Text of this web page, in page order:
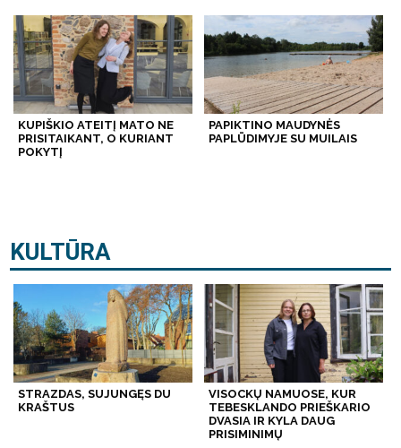
KUPIŠKIO ATEITĮ MATO NE
PRISITAIKANT, O KURIANT
POKYTĮ
PAPIKTINO MAUDYNĖS
PAPLŪDIMYJE SU MUILAIS
KULTŪRA
STRAZDAS, SUJUNGĘS DU
KRAŠTUS
VISOCKŲ NAMUOSE, KUR
TEBESKLANDO PRIEŠKARIO
DVASIA IR KYLA DAUG
PRISIMINIMŲ